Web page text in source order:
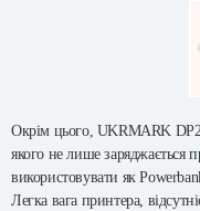
Окрім цього, UKRMARK
якого не лише заряджається
використовувати як
Легка вага принтера,